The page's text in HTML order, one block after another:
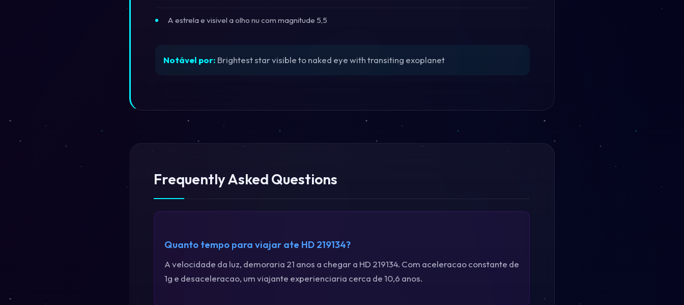
A estrela e visivel a olho nu com magnitude 5,5
Notável por: Brightest star visible to naked eye with transiting exoplanet
Frequently Asked Questions
Quanto tempo para viajar ate HD 219134?
A velocidade da luz, demoraria 21 anos a chegar a HD 219134. Com aceleracao constante de
1g e desaceleracao, um viajante experienciaria cerca de 10,6 anos.